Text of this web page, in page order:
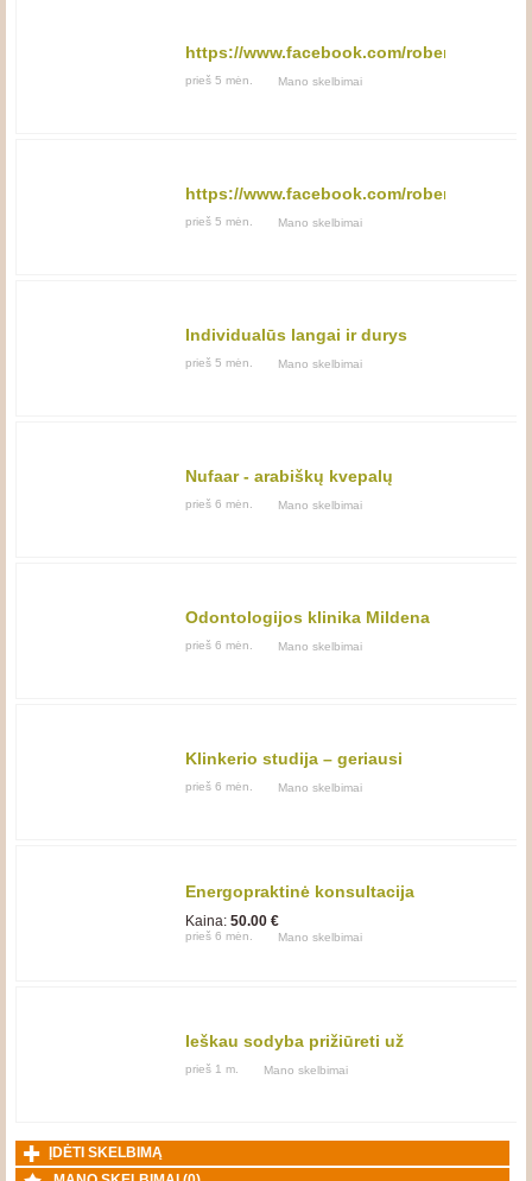
https://www.facebook.com/roberta.netavo
prieš 5 mėn. Mano skelbimai
https://www.facebook.com/roberta.netavo
prieš 5 mėn. Mano skelbimai
Individualūs langai ir durys
internetu
prieš 5 mėn. Mano skelbimai
Nufaar - arabiškų kvepalų
parduotuvė
prieš 6 mėn. Mano skelbimai
Odontologijos klinika Mildena
prieš 6 mėn. Mano skelbimai
Klinkerio studija – geriausi
gaminiai fasadui ir aplinkai
prieš 6 mėn. Mano skelbimai
Energopraktinė konsultacija
Kaina: 50.00 €
prieš 6 mėn. Mano skelbimai
Ieškau sodyba prižiūreti už
apgyvendima
prieš 1 m. Mano skelbimai
ĮDĖTI SKELBIMĄ